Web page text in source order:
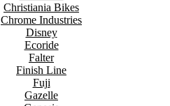
Christiania Bikes
Chrome Industries
Disney
Ecoride
Falter
Finish Line
Fuji
Gazelle